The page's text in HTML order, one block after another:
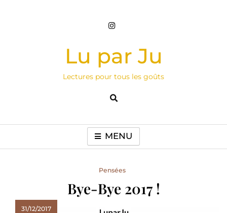
Lu par Ju
Lectures pour tous les goûts
MENU
Pensées
Bye-Bye 2017 !
31/12/2017